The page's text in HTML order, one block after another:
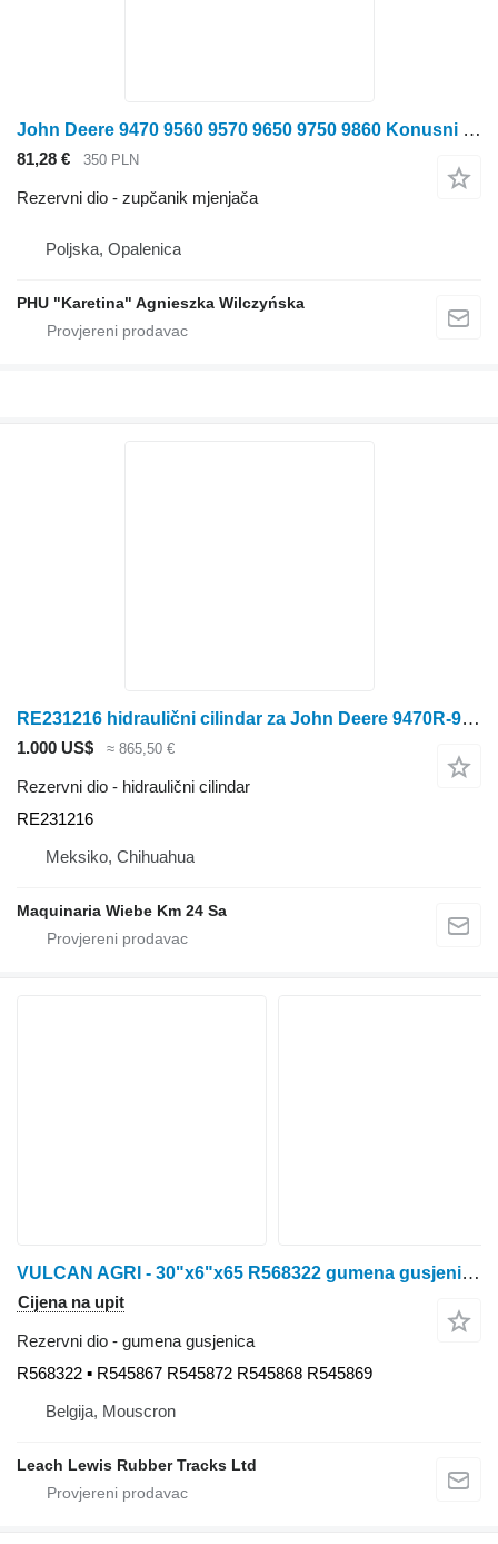
John Deere 9470 9560 9570 9650 9750 9860 Konusni zupčanik H zupčanik mjenjača za John Deere 9470 9560 9570 9650 9750 9860 traktora točkaša
81,28 € 350 PLN
Rezervni dio - zupčanik mjenjača
Poljska, Opalenica
PHU "Karetina" Agnieszka Wilczyńska
RE231216 hidraulični cilindar za John Deere 9470R-9510R-9560R traktora točkaša
1.000 US$ ≈ 865,50 €
Rezervni dio - hidraulični cilindar
RE231216
Meksiko, Chihuahua
Maquinaria Wiebe Km 24 Sa
VULCAN AGRI - 30"x6"x65 R568322 gumena gusjenica za John Deere 9RT - 9430T / 9530T / 9630T / 9460RT / 9470RT / 9510RT / 9520RT / 9560RT / 9570RT / 9460RT Scraper Special / 9470RT Scraper special / 9510RT Scraper Special / 9520RT Scraper special / 9560RT Scraper Special / 9570RT Scraper special traktora gusjeničara
Cijena na upit
Rezervni dio - gumena gusjenica
R568322 ▪ R545867 R545872 R545868 R545869
Belgija, Mouscron
Leach Lewis Rubber Tracks Ltd